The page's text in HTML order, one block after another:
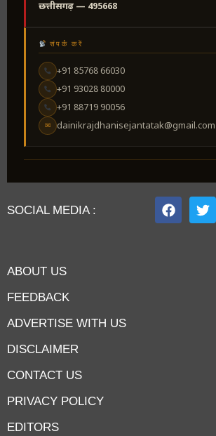
छत्तीसगढ़ — 495668
संपर्क करें
+91 85768 66030
+91 93028 80000
+91 88719 90056
✉ dainikrajdhanisejantatak@gmail.com
SOCIAL MEDIA :
ABOUT US
FEEDBACK
ADVERTISE WITH US
DISCLAIMER
CONTACT US
PRIVACY POLICY
EDITORS